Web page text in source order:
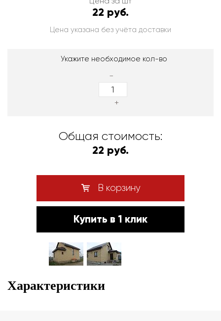
22 руб.
Цена указана без учёта доставки
Укажите необходимое кол-во
-
+
Общая стоимость:
22 руб.
В корзину
Купить в 1 клик
Характеристики